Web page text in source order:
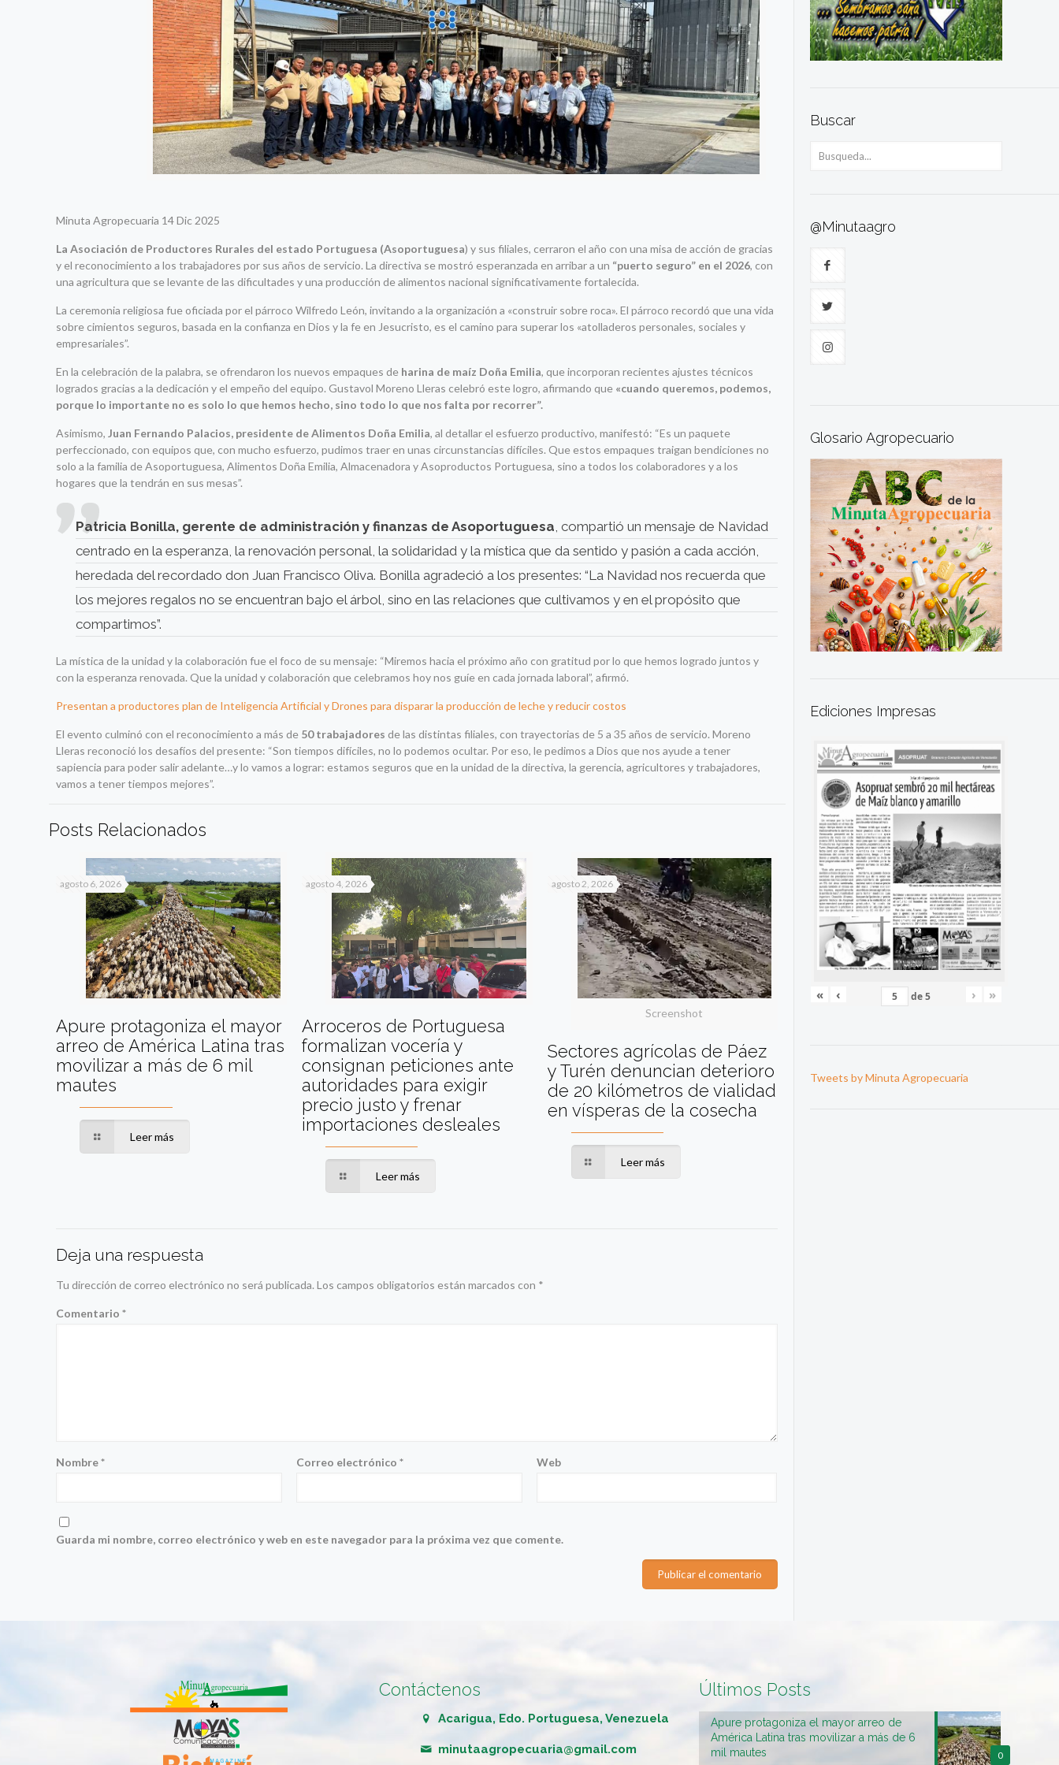
Minuta Agropecuaria 14 Dic 2025
La Asociación de Productores Rurales del estado Portuguesa (Asoportuguesa) y sus filiales, cerraron el año con una misa de acción de gracias
y el reconocimiento a los trabajadores por sus años de servicio. La directiva se mostró esperanzada en arribar a un “puerto seguro” en el 2026, con
una agricultura que se levante de las dificultades y una producción de alimentos nacional significativamente fortalecida.
La ceremonia religiosa fue oficiada por el párroco Wilfredo León, invitando a la organización a «construir sobre roca». El párroco recordó que una vida
sobre cimientos seguros, basada en la confianza en Dios y la fe en Jesucristo, es el camino para superar los «atolladeros personales, sociales y
empresariales”.
En la celebración de la palabra, se ofrendaron los nuevos empaques de harina de maíz Doña Emilia, que incorporan recientes ajustes técnicos
logrados gracias a la dedicación y el empeño del equipo. Gustavol Moreno Lleras celebró este logro, afirmando que «cuando queremos, podemos,
porque lo importante no es solo lo que hemos hecho, sino todo lo que nos falta por recorrer”.
Asimismo, Juan Fernando Palacios, presidente de Alimentos Doña Emilia, al detallar el esfuerzo productivo, manifestó: “Es un paquete
perfeccionado, con equipos que, con mucho esfuerzo, pudimos traer en unas circunstancias difíciles. Que estos empaques traigan bendiciones no
solo a la familia de Asoportuguesa, Alimentos Doña Emilia, Almacenadora y Asoproductos Portuguesa, sino a todos los colaboradores y a los
hogares que la tendrán en sus mesas”.
Patricia Bonilla, gerente de administración y finanzas de Asoportuguesa, compartió un mensaje de Navidad
centrado en la esperanza, la renovación personal, la solidaridad y la mística que da sentido y pasión a cada acción,
heredada del recordado don Juan Francisco Oliva. Bonilla agradeció a los presentes: “La Navidad nos recuerda que
los mejores regalos no se encuentran bajo el árbol, sino en las relaciones que cultivamos y en el propósito que
compartimos”.
La mística de la unidad y la colaboración fue el foco de su mensaje: “Miremos hacia el próximo año con gratitud por lo que hemos logrado juntos y
con la esperanza renovada. Que la unidad y colaboración que celebramos hoy nos guíe en cada jornada laboral”, afirmó.
Presentan a productores plan de Inteligencia Artificial y Drones para disparar la producción de leche y reducir costos
El evento culminó con el reconocimiento a más de 50 trabajadores de las distintas filiales, con trayectorias de 5 a 35 años de servicio. Moreno
Lleras reconoció los desafíos del presente: “Son tiempos difíciles, no lo podemos ocultar. Por eso, le pedimos a Dios que nos ayude a tener
sapiencia para poder salir adelante…y lo vamos a lograr: estamos seguros que en la unidad de la directiva, la gerencia, agricultores y trabajadores,
vamos a tener tiempos mejores”.
Posts Relacionados
agosto 6, 2026
Apure protagoniza el mayor
arreo de América Latina tras
movilizar a más de 6 mil
mautes
Leer más
agosto 4, 2026
Arroceros de Portuguesa
formalizan vocería y
consignan peticiones ante
autoridades para exigir
precio justo y frenar
importaciones desleales
Leer más
Screenshot
agosto 2, 2026
Sectores agrícolas de Páez
y Turén denuncian deterioro
de 20 kilómetros de vialidad
en vísperas de la cosecha
Leer más
Deja una respuesta
Tu dirección de correo electrónico no será publicada. Los campos obligatorios están marcados con *
Comentario*
Nombre* Correo electrónico* Web
Guarda mi nombre, correo electrónico y web en este navegador para la próxima vez que comente.
Buscar
@Minutaagro
Glosario Agropecuario
Ediciones Impresas
« ‹ de5 › »
Tweets by Minuta Agropecuaria
Contáctenos
Acarigua, Edo. Portuguesa, Venezuela
minutaagropecuaria@gmail.com
Últimos Posts
0
Apure protagoniza el mayor arreo de
América Latina tras movilizar a más de 6
mil mautes